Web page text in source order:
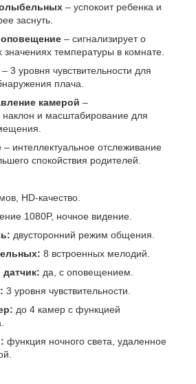
– успокоит ребенка и
заснуть.
– сигнализирует о
значениях температуры в комнате.
– 3 уровня чувствительности для
плача.
камерой –
и масштабирование для
– интеллектуальное отслеживание
спокойствия родителей.
HD-качество.
1080P, ночное видение.
двусторонний режим общения.
8 встроенных мелодий.
да, с оповещением.
3 уровня чувствительности.
до 4 камер с функцией
функция ночного света, удаленное